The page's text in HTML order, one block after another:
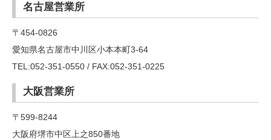
名古屋営業所
〒454-0826
愛知県名古屋市中川区小本本町3-64
TEL:052-351-0550 / FAX:052-351-0225
大阪営業所
〒599-8244
大阪府堺市中区上之850番地